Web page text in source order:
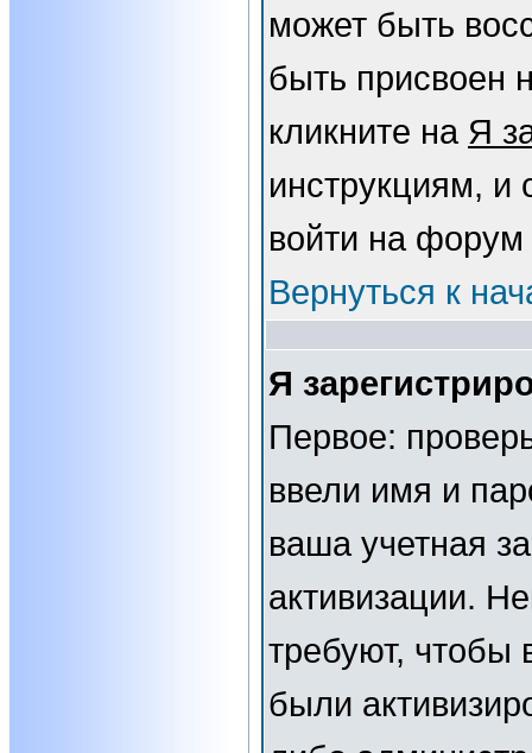
может быть
быть присвоен
кликните на Я
инструкциям, и
войти на форум
Вернуться к
Я
Первое:
ввели имя и
ваша учетная
активизации.
требуют, чтобы
были